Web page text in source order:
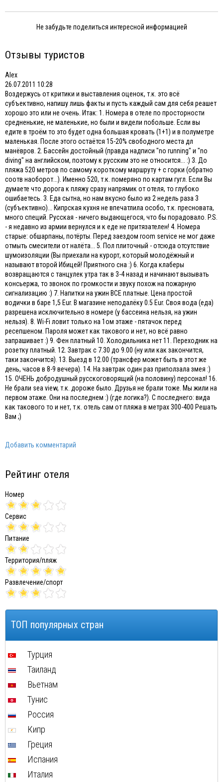
Не забудьте поделиться интересной информацией
Отзывы туристов
Alex
26.07.2011 10:28
Воздержусь от критики и выставления оценок, т.к. это всё
субъективно, напишу лишь факты и пусть каждый сам для себя реашет
хорошо это или не очень. Итак: 1. Номера в отеле по просторности
средненькие, не маленькие, но были и видели побольше. Если вы
едите в троём то это будет одна большая кровать (1+1) и в полуметре
маленькая. После этого остаётся 15-20% свободного места дл
манёвров. 2. Бассейн достойный (правда надписи "no running" и "no
diving" на английском, поэтому к русским это не относится... :) 3. До
пляжа 520 метров по самому короткому маршруту + с горки (обратно
соотв наоборот...). Именно 520, т.к. померяно по картам гугл. Если Вы
думаете что дорога к пляжу сразу напрямик от отеля, то глубоко
ошибаетесь. 3. Еда сытна, но нам вкусно было из 2 недель раза 3
(субъективно)... Кипрская кухня не впечатлила особо, т.к. пресновата,
много специй. Русская - ничего выдающегося, что бы порадовало. P.S.
- я недавно из армии вернулся и к еде не притязателен! 4. Номера
старые: обшарпаны, потёрты. Перед заездом room service не мог даже
отмыть смесители от налёта... 5. Пол плиточный - отсюда отсутствие
шумоизоляции (Вы приехали на курорт, который молодёжный и
называют второй Ибицей! Приятного сна :) 6. Когда клаберы
возвращаются с танцулек утра так в 3-4 назад и начинают вызывать
консьержа, то звонок по громкости и звуку похож на пожарную
сигнализацию :) 7. Напитки на ужин ВСЕ платные. Цена простой
водички в баре 1,5 Eur. В магазине неподалёку 0.5 Eur. Своя вода (еда)
разрешена исключительно в номере (у бассеина нельзя, на ужин
нельзя). 8. Wi-Fi ловит только на 1ом этаже - пятачок перед
ресепшеном. Пароля может как такового и нет, но всё равно
запрашивает :) 9. Фен платный 10. Холодильника нет 11. Переходник на
розетку платный. 12. Завтрак с 7.30 до 9.00 (ну или как закончится,
таки закончится). 13. Выезд в 12.00 (трансфер может быть в этот же
день, часов в 8-9 вечера). 14. На завтрак один раз приползала змея :)
15. ОЧЕНЬ добродушный русскоговорящий (на половину) персонал! 16.
Не брали sea view, т.к. дороже было. Друзья не брали тоже. Мы жили на
первом этаже. Они на последнем :) (где логика?). С последнего: вида
как такового то и нет, т.к. отель сам от пляжа в метрах 300-400 Решать
Вам ;)
Добавить комментарий
Рейтинг отеля
Номер
Сервис
Питание
Территория/пляж
Развлечение/спорт
ТОП популярных стран
Турция
Таиланд
Вьетнам
Тунис
Россия
Кипр
Греция
Испания
Италия